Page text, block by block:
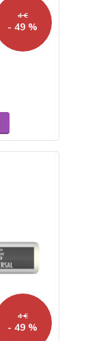
4 €
- 49 %
4 €
- 49 %